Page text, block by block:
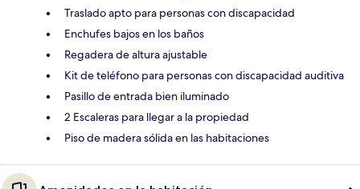
Traslado apto para personas con discapacidad
Enchufes bajos en los baños
Regadera de altura ajustable
Kit de teléfono para personas con discapacidad auditiva
Pasillo de entrada bien iluminado
2 Escaleras para llegar a la propiedad
Piso de madera sólida en las habitaciones